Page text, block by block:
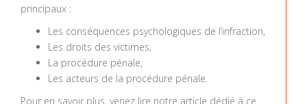
principaux :
Les conséquences psychologiques de l’infraction,
Les droits des victimes,
La procédure pénale,
Les acteurs de la procédure pénale.
Pour en savoir plus, venez lire notre article dédié à ce